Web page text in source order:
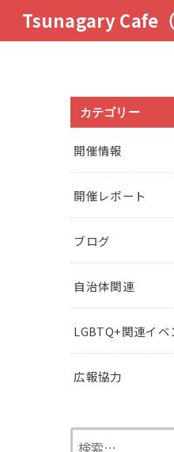
Tsunagary Cafe（
カテゴリー
開催情報
開催レポート
ブログ
自治体関連
LGBTQ+関連イベ
広報協力